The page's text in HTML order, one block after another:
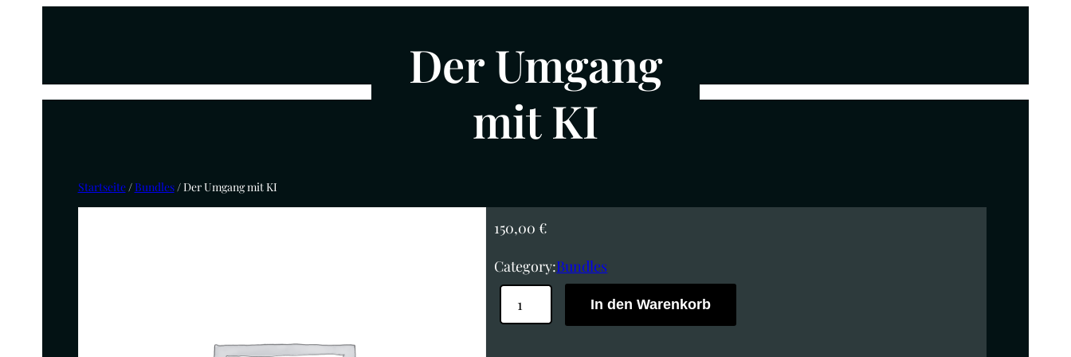
Der Umgang
mit KI
Startseite/Bundles/ Der Umgang mit KI
150,00€
Category:Bundles
e
In den Warenkorb